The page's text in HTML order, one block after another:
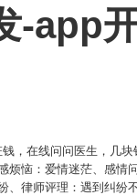
-app
，在线问问医生，几
恼：爱情迷茫、感
律师评理：遇到纠